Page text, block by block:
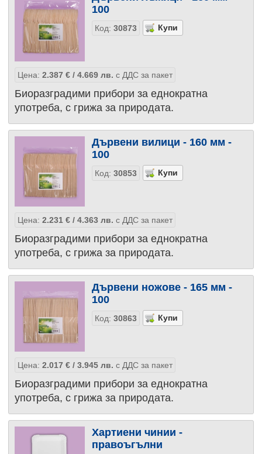
100
Код: 30873
Цена: 2.387 €/ 4.669 лв. с ДДС за пакет
Биоразградими прибори за еднократна
употреба, с грижа за природата.
Дървени вилици - 160 мм -
100
Код: 30853
Цена: 2.231 €/ 4.363 лв. с ДДС за пакет
Биоразградими прибори за еднократна
употреба, с грижа за природата.
Дървени ножове - 165 мм -
100
Код: 30863
Цена: 2.017 €/ 3.945 лв. с ДДС за пакет
Биоразградими прибори за еднократна
употреба, с грижа за природата.
Хартиени чинии -
правоъгълни